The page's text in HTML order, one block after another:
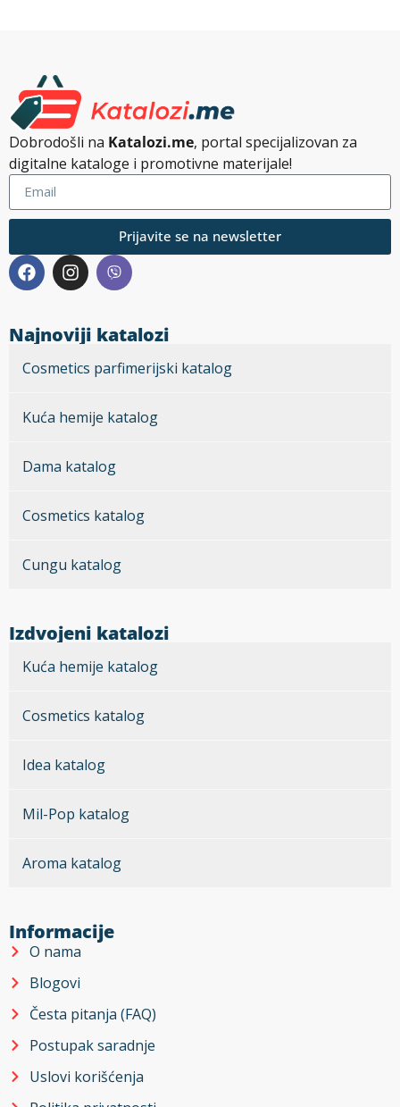
Dobrodošli na Katalozi.me, portal specijalizovan za
digitalne kataloge i promotivne materijale!
Prijavite se na newsletter
Najnoviji katalozi
Cosmetics parfimerijski katalog
Kuća hemije katalog
Dama katalog
Cosmetics katalog
Cungu katalog
Izdvojeni katalozi
Kuća hemije katalog
Cosmetics katalog
Idea katalog
Mil-Pop katalog
Aroma katalog
Informacije
O nama
Blogovi
Česta pitanja (FAQ)
Postupak saradnje
Uslovi korišćenja